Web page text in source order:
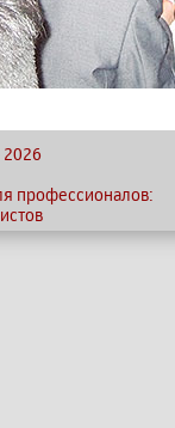
2026
профессионалов: